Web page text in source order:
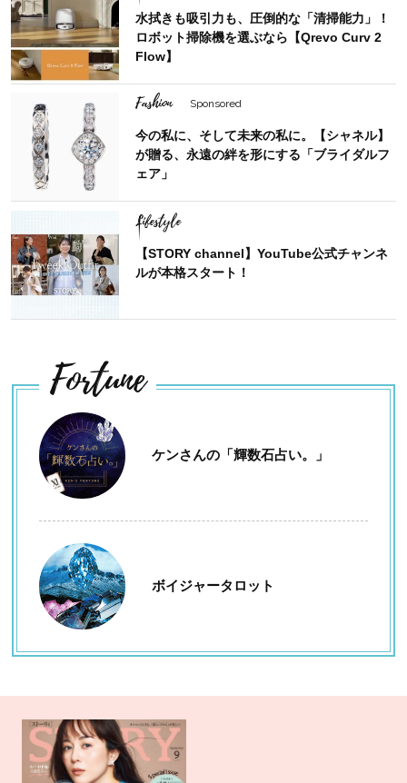
水拭きも吸引力も、圧倒的な「清掃能力」！
ロボット掃除機を選ぶなら【Qrevo Curv 2
Flow】
Fashion Sponsored
今の私に、そして未来の私に。【シャネル】
が贈る、永遠の絆を形にする「ブライダルフ
ェア」
Lifestyle
【STORY channel】YouTube公式チャンネ
ルが本格スタート！
Fortune
ケンさんの「輝数石占い。」
ボイジャータロット